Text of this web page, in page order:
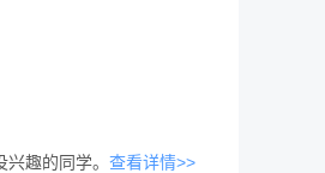
趣的同学。 查看详情>>